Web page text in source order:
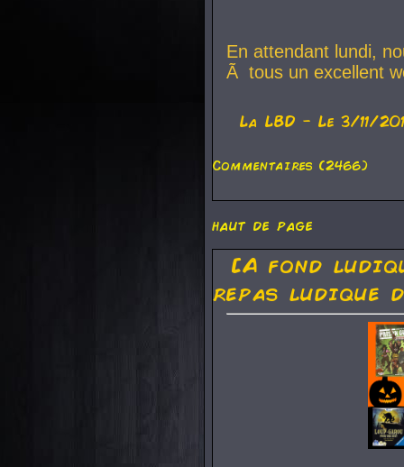
En attendant lundi,
Ã tous un excellent
La LBD - Le 3/11/
Commentaires (2466)
haut de page
[A fond
repas ludique